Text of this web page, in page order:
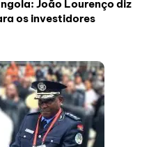
João Lourenço diz
os investidores